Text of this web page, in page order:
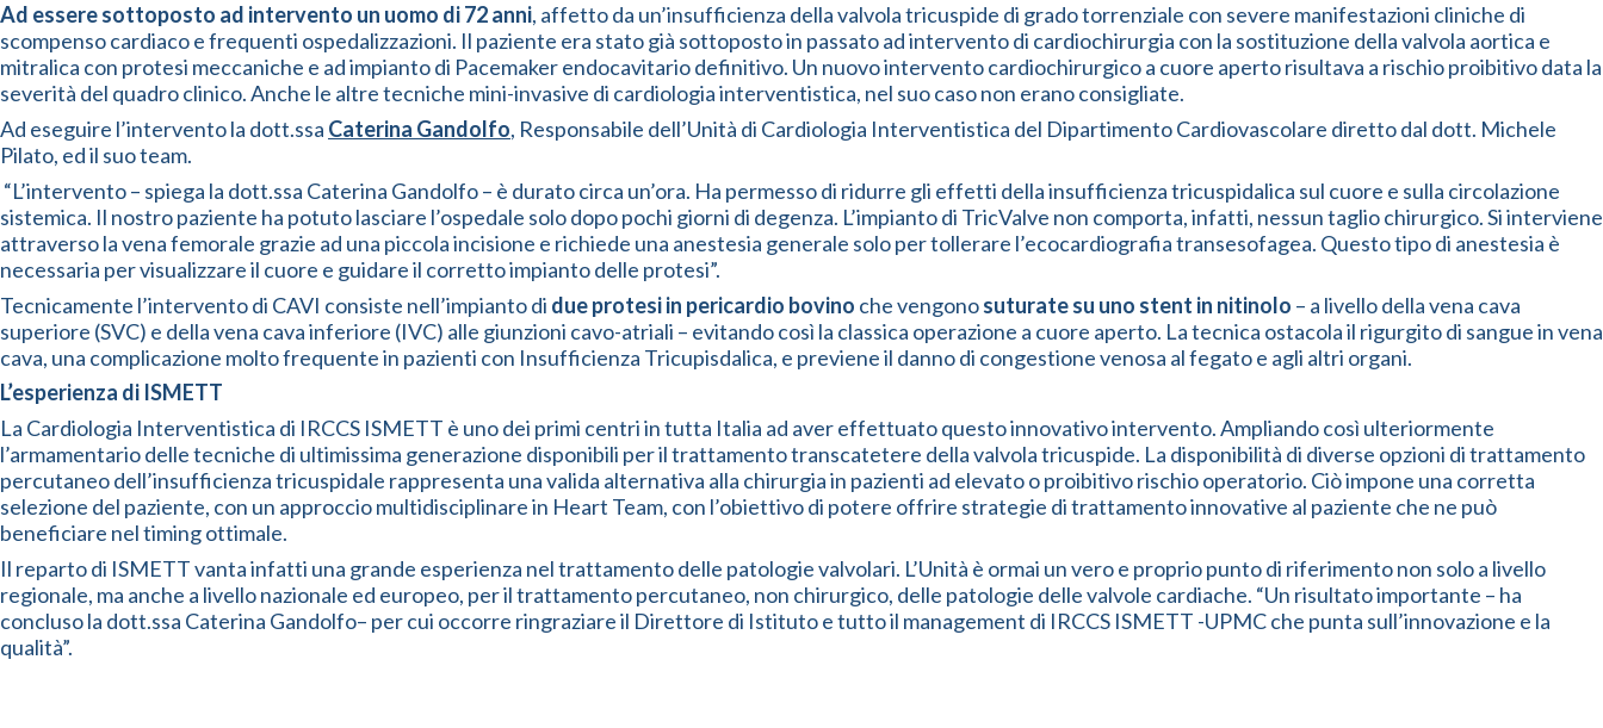
Ad essere sottoposto ad intervento un uomo di 72 anni, affetto da un’insufficienza della valvola tricuspide di grado torrenziale con severe manifestazioni cliniche di
scompenso cardiaco e frequenti ospedalizzazioni. Il paziente era stato già sottoposto in passato ad intervento di cardiochirurgia con la sostituzione della valvola aortica e
mitralica con protesi meccaniche e ad impianto di Pacemaker endocavitario definitivo. Un nuovo intervento cardiochirurgico a cuore aperto risultava a rischio proibitivo data la
severità del quadro clinico. Anche le altre tecniche mini-invasive di cardiologia interventistica, nel suo caso non erano consigliate.
Ad eseguire l’intervento la dott.ssa Caterina Gandolfo, Responsabile dell’Unità di Cardiologia Interventistica del Dipartimento Cardiovascolare diretto dal dott. Michele
Pilato, ed il suo team.
“L’intervento – spiega la dott.ssa Caterina Gandolfo – è durato circa un’ora. Ha permesso di ridurre gli effetti della insufficienza tricuspidalica sul cuore e sulla circolazione
sistemica. Il nostro paziente ha potuto lasciare l’ospedale solo dopo pochi giorni di degenza. L’impianto di TricValve non comporta, infatti, nessun taglio chirurgico. Si interviene
attraverso la vena femorale grazie ad una piccola incisione e richiede una anestesia generale solo per tollerare l’ecocardiografia transesofagea. Questo tipo di anestesia è
necessaria per visualizzare il cuore e guidare il corretto impianto delle protesi”.
Tecnicamente l’intervento di CAVI consiste nell’impianto di due protesi in pericardio bovino che vengonosuturate su uno stent in nitinolo – a livello della vena cava
superiore (SVC) e della vena cava inferiore (IVC) alle giunzioni cavo-atriali – evitando così la classica operazione a cuore aperto. La tecnica ostacola il rigurgito di sangue in vena
cava, una complicazione molto frequente in pazienti con Insufficienza Tricupisdalica, e previene il danno di congestione venosa al fegato e agli altri organi.
L’esperienza di ISMETT
La Cardiologia Interventistica di IRCCS ISMETT è uno dei primi centri in tutta Italia ad aver effettuato questo innovativo intervento. Ampliando così ulteriormente
l’armamentario delle tecniche di ultimissima generazione disponibili per il trattamento transcatetere della valvola tricuspide. La disponibilità di diverse opzioni di trattamento
percutaneo dell’insufficienza tricuspidale rappresenta una valida alternativa alla chirurgia in pazienti ad elevato o proibitivo rischio operatorio. Ciò impone una corretta
selezione del paziente, con un approccio multidisciplinare in Heart Team, con l’obiettivo di potere offrire strategie di trattamento innovative al paziente che ne può
beneficiare nel timing ottimale.
Il reparto di ISMETT vanta infatti una grande esperienza nel trattamento delle patologie valvolari. L’Unità è ormai un vero e proprio punto di riferimento non solo a livello
regionale, ma anche a livello nazionale ed europeo, per il trattamento percutaneo, non chirurgico, delle patologie delle valvole cardiache. “Un risultato importante – ha
concluso la dott.ssa Caterina Gandolfo– per cui occorre ringraziare il Direttore di Istituto e tutto il management di IRCCS ISMETT -UPMC che punta sull’innovazione e la
qualità”.